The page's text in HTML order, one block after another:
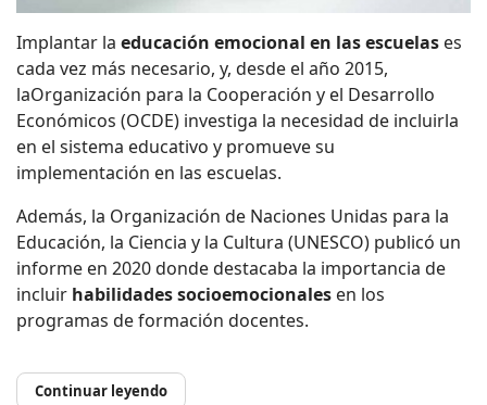
Implantar la educación emocional en las escuelas es
cada vez más necesario, y, desde el año 2015,
laOrganización para la Cooperación y el Desarrollo
Económicos (OCDE) investiga la necesidad de incluirla
en el sistema educativo y promueve su
implementación en las escuelas.
Además, la Organización de Naciones Unidas para la
Educación, la Ciencia y la Cultura (UNESCO) publicó un
informe en 2020 donde destacaba la importancia de
incluir habilidades socioemocionales en los
programas de formación docentes.
Continuar leyendo